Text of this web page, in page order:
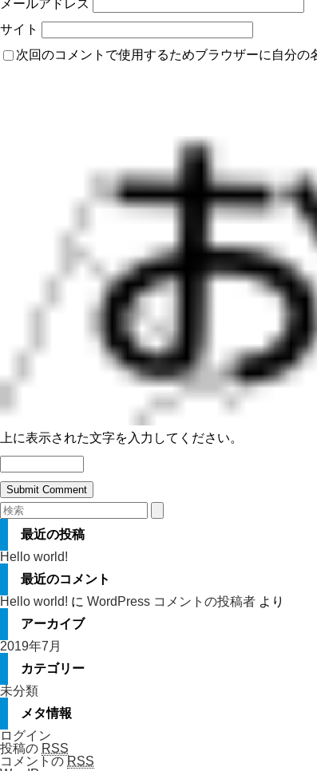
メールアドレス
サイト
次回のコメントで使用するためブラウザーに自分の
上に表示された文字を入力してください。
最近の投稿
Hello world!
最近のコメント
Hello world! に WordPress コメントの投稿者 より
アーカイブ
2019年7月
カテゴリー
未分類
メタ情報
ログイン
投稿の RSS
コメントの RSS